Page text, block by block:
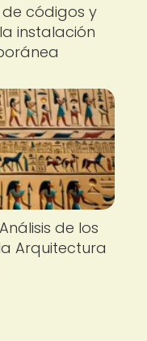
códigos y
instalación
de los
Arquitectura